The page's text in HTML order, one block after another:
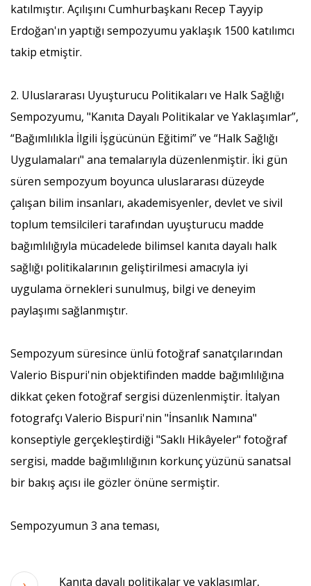
katılmıştır. Açılışını Cumhurbaşkanı Recep Tayyip
Erdoğan'ın yaptığı sempozyumu yaklaşık 1500 katılımcı
takip etmiştir.
2. Uluslararası Uyuşturucu Politikaları ve Halk Sağlığı
Sempozyumu, "Kanıta Dayalı Politikalar ve Yaklaşımlar”,
“Bağımlılıkla İlgili İşgücünün Eğitimi” ve “Halk Sağlığı
Uygulamaları" ana temalarıyla düzenlenmiştir. İki gün
süren sempozyum boyunca uluslararası düzeyde
çalışan bilim insanları, akademisyenler, devlet ve sivil
toplum temsilcileri tarafından uyuşturucu madde
bağımlılığıyla mücadelede bilimsel kanıta dayalı halk
sağlığı politikalarının geliştirilmesi amacıyla iyi
uygulama örnekleri sunulmuş, bilgi ve deneyim
paylaşımı sağlanmıştır.
Sempozyum süresince ünlü fotoğraf sanatçılarından
Valerio Bispuri'nin objektifinden madde bağımlılığına
dikkat çeken fotoğraf sergisi düzenlenmiştir. İtalyan
fotografçı Valerio Bispuri'nin "İnsanlık Namına"
konseptiyle gerçekleştirdiği "Saklı Hikâyeler" fotoğraf
sergisi, madde bağımlılığının korkunç yüzünü sanatsal
bir bakış açısı ile gözler önüne sermiştir.
Sempozyumun 3 ana teması,
Kanıta dayalı politikalar ve yaklaşımlar,